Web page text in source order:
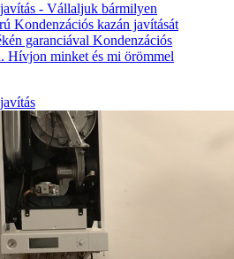
- Vállaljuk bármilyen
Kondenzációs kazán javítását
garanciával Kondenzációs
Hívjon minket és mi örömmel